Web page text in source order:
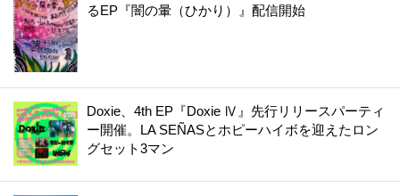
るEP『闇の暈（ひかり）』配信開始
Doxie、4th EP『Doxie Ⅳ』先行リリースパーティ
ー開催。LA SEÑASとホピーハイボを迎えたロン
グセット3マン